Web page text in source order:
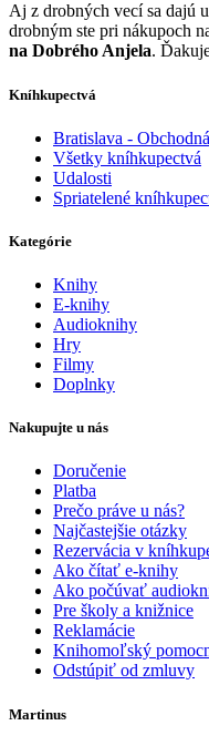
Aj z drobných vecí sa dajú
drobným ste pri nákupoch
na Dobrého Anjela.
Kníhkupectvá
Bratislava - Obchodná
Všetky kníhkupectvá
Udalosti
Spriatelené
Kategórie
Knihy
E-knihy
Audioknihy
Hry
Filmy
Doplnky
Nakupujte u nás
Doručenie
Platba
Prečo práve u nás?
Najčastejšie otázky
Rezervácia v
Ako čítať e-knihy
Ako počúvať
Pre školy a knižnice
Reklamácie
Knihomoľský
Odstúpiť od zmluvy
Martinus